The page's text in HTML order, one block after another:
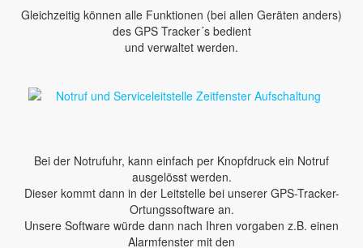
Gleichzeitig können alle Funktionen (bei allen Geräten anders)
des GPS Tracker´s bedient
und verwaltet werden.
Bei der Notrufuhr, kann einfach per Knopfdruck ein Notruf
ausgelösst werden.
Dieser kommt dann in der Leitstelle bei unserer GPS-Tracker-
Ortungssoftware an.
Unsere Software würde dann nach Ihren vorgaben z.B. einen
Alarmfenster mit den